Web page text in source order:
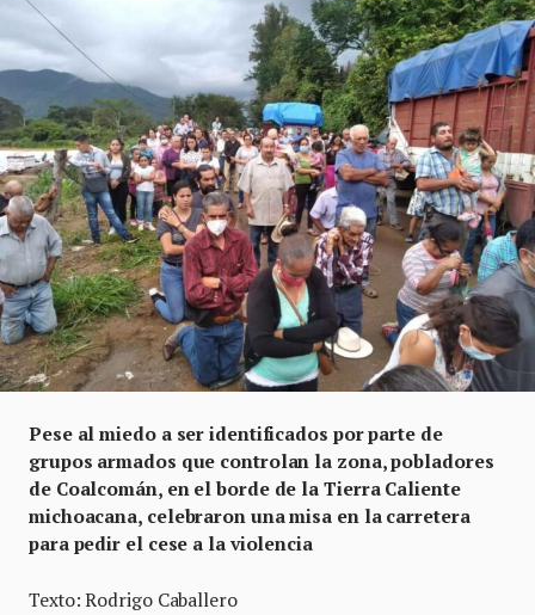
Pese al miedo a ser identificados por parte de
grupos armados que controlan la zona, pobladores
de Coalcomán, en el borde de la Tierra Caliente
michoacana, celebraron una misa en la carretera
para pedir el cese a la violencia
Texto: Rodrigo Caballero